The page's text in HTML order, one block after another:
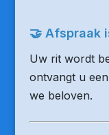
🤝 Afspraak
Uw rit wordt
ontvangt u
we beloven.